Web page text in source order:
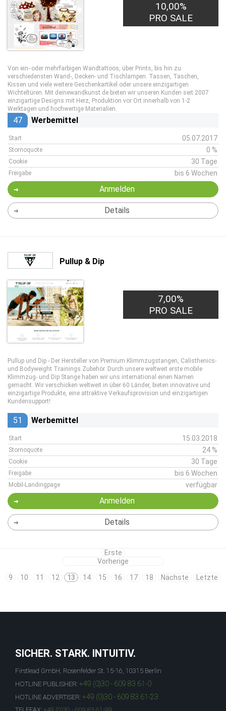
10,00%
PRO SALE
Von ein- oder mehrfarbigen Wandtattoos, über Prints, bis hin zu
verschiedensten Wand-, Decken- und Tischlampen. Tassen, Taschen,
Kissen und viele weitere Geschenkartikel oder unsere einzigartigen
Wichteltüren. Mit deinewandkunst.de bieten wir unseren Kunden seit 2007
einzigartige Designs mit Herz, Produktion vor Ort innerhalb von 1-2
Werktagen und hochwertige Materialien.
47 Werbemittel
Start 05.07.2017
Stornoquote 0 %
Cookie 30 Tage
Freigabe bis 6 Wochen
Anmelden
Details
Pullup & Dip
7,00%
PRO SALE
Pullup und Dip - Der Hersteller von Premium Klimmzugstangen, Calisthenics-
und Bodyweight Trainings Zubehör. Durch unsere weltweit erste mobile
Klimmzug- und Dip Stange haben wir uns international einen Namen
gemacht. Wir verschicken weltweit in über 60 Länder, bieten innovative und
einzigartige Produkte, eine attraktive Verkaufsprovision und einzigartigen
Kundensupport!
51 Werbemittel
Start 15.03.2018
Stornoquote 24 %
Cookie 30 Tage
Freigabe bis 6 Wochen
Mobil-Landingpage verfügbar
Anmelden
Details
Erste
Vorherige
9
10 11 12 13 14 15 16 17 18 Nächste Letzte
SICHER. STARK. INTUITIV.
Firstlead GmbH, Rosenfelder St. 15-16, 10315 Berlin
HOTLINE PUBLISHER: +49 (0)30 - 609 83 61-0
HOTLINE ADVERTISER: +49 (0)30 - 609 83 61-23